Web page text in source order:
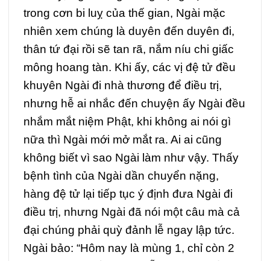
trong cơn bi luỵ của thế gian, Ngài mặc
nhiên xem chúng là duyên đến duyên đi,
thân tứ đại rồi sẽ tan rã, nắm níu chi giấc
mông hoang tàn. Khi ấy, các vị đệ tử đều
khuyên Ngài đi nhà thương để điều trị,
nhưng hễ ai nhắc đến chuyện ấy Ngài đều
nhắm mắt niệm Phật, khi không ai nói gì
nữa thì Ngài mới mở mắt ra. Ai ai cũng
không biết vì sao Ngài làm như vậy. Thấy
bệnh tình của Ngài dần chuyển nặng,
hàng đệ tử lại tiếp tục ý định đưa Ngài đi
điều trị, nhưng Ngài đã nói một câu mà cả
đại chúng phải quỳ đảnh lễ ngay lập tức.
Ngài bảo: “Hôm nay là mùng 1, chỉ còn 2